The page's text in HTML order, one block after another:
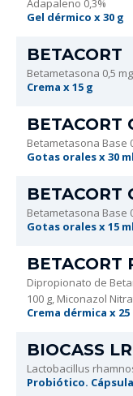
Adapaleno 0,3%
Gel dérmico x 30 g
BETACORT
Betametasona 0,5
Crema x 15 g
BETACORT
Betametasona Base
Gotas orales x 30 ml
BETACORT
Betametasona Base
Gotas orales x 15 ml
BETACORT
Dipropionato de
100 g, Miconazol
Crema dérmica x 25
BIOCASS
Lactobacillus
Probiótico.